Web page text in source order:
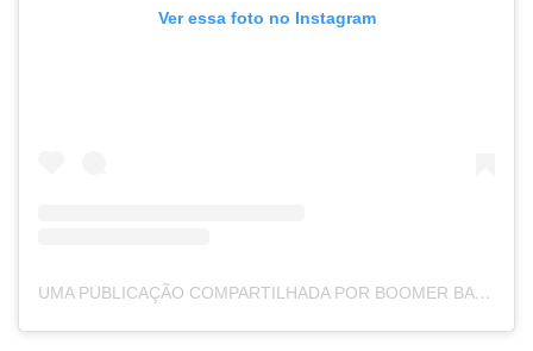
Ver essa foto no Instagram
UMA PUBLICAÇÃO COMPARTILHADA POR BOOMER BANKS (@BACONLVR)